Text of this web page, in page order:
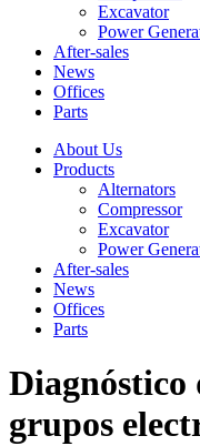
Excavator
Power
After-sales
News
Offices
Parts
About Us
Products
Alternators
Compressor
Excavator
Power
After-sales
News
Offices
Parts
Diagnóstico
grupos